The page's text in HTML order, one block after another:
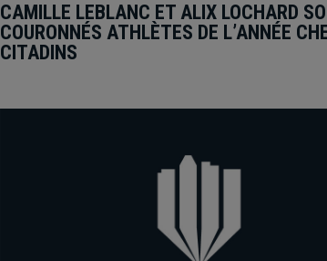
CAMILLE LEBLANC ET ALIX LOCHARD
COURONNÉS ATHLÈTES DE L’ANNÉE
CITADINS